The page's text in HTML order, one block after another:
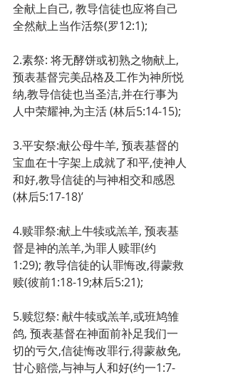
全献上自己, 教导信徒也应将自己
全然献上当作活祭(罗12:1);
2.素祭: 将无酵饼或初熟之物献上,
预表基督完美品格及工作为神所悦
纳,教导信徒也当圣洁,并在行事为
人中荣耀神,为主活 (林后5:14-15);
3.平安祭:献公母牛羊, 预表基督的
宝血在十字架上成就了和平,使神人
和好,教导信徒的与神相交和感恩
(林后5:17-18)’
4.赎罪祭:献上牛犊或羔羊, 预表基
督是神的羔羊,为罪人赎罪(约
1:29); 教导信徒的认罪悔改,得蒙救
赎(彼前1:18-19;林后5:21);
5.赎愆祭: 献牛犊或羔羊,或班鸠雏
鸽, 预表基督在神面前补足我们一
切的亏欠,信徒悔改罪行,得蒙赦免,
甘心赔偿,与神与人和好(约一1:7-